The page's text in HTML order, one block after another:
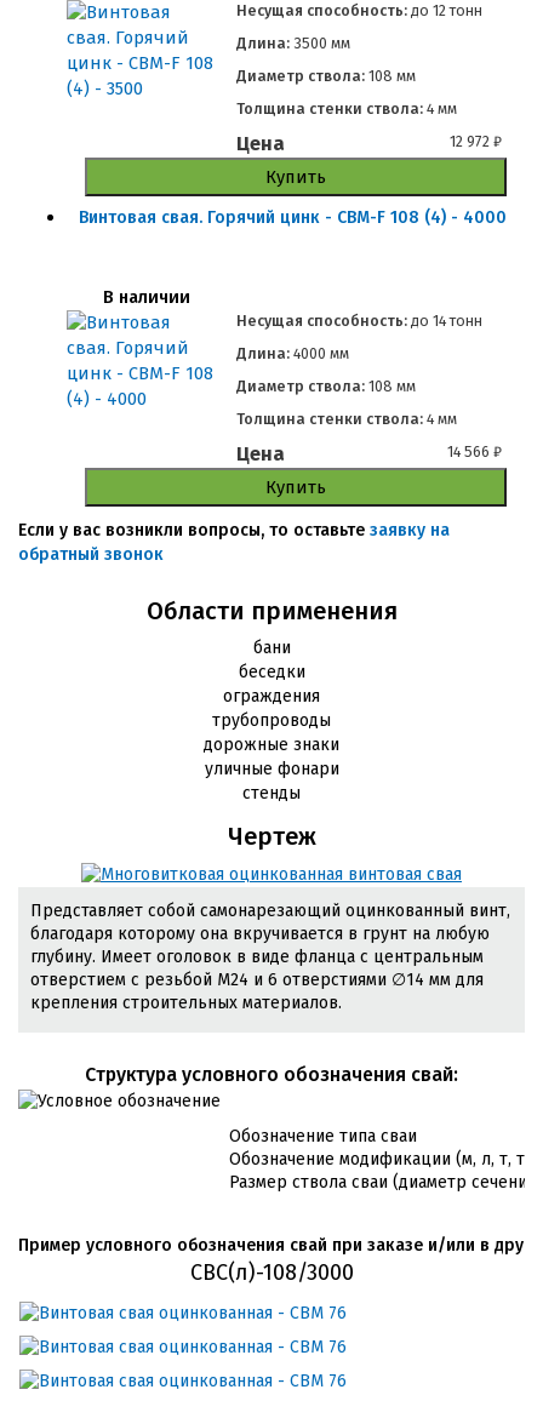
Несущая способность: до 12 тонн
Длина:3500 мм
Диаметр ствола:108 мм
Толщина стенки ствола:4 мм
Цена 12 972₽
Купить
Винтовая свая. Горячий цинк - СВМ-F 108 (4) - 4000
В наличии
Несущая способность: до 14 тонн
Длина:4000 мм
Диаметр ствола:108 мм
Толщина стенки ствола:4 мм
Цена 14 566₽
Купить
Если у вас возникли вопросы, то оставьте заявку на
обратный звонок
Области применения
бани
беседки
ограждения
трубопроводы
дорожные знаки
уличные фонари
стенды
Чертеж
Представляет собой самонарезающий оцинкованный винт,
благодаря которому она вкручивается в грунт на любую
глубину. Имеет оголовок в виде фланца с центральным
отверстием с резьбой М24 и 6 отверстиями ∅14 мм для
крепления строительных материалов.
Cтруктура условного обозначения свай:
Обозначение типа сваи
Обозначение модификации (м, л, т, т/
Размер ствола сваи (диаметр
Пример условного обозначения свай при заказе и/или в
СВС(л)-108/3000